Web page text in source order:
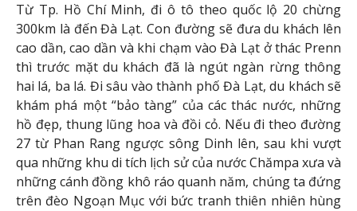
Từ Tp. Hồ Chí Minh, đi ô tô theo quốc lộ 20 chừng
300km là đến Đà Lạt. Con đường sẽ đưa du khách lên
cao dần, cao dần và khi chạm vào Đà Lạt ở thác Prenn
thì trước mặt du khách đã là ngút ngàn rừng thông
hai lá, ba lá. Đi sâu vào thành phố Đà Lạt, du khách sẽ
khám phá một “bảo tàng” của các thác nước, những
hồ đẹp, thung lũng hoa và đồi cỏ. Nếu đi theo đường
27 từ Phan Rang ngược sông Dinh lên, sau khi vượt
qua những khu di tích lịch sử của nước Chămpa xưa và
những cánh đồng khô ráo quanh năm, chúng ta đứng
trên đèo Ngoạn Mục với bức tranh thiên nhiên hùng